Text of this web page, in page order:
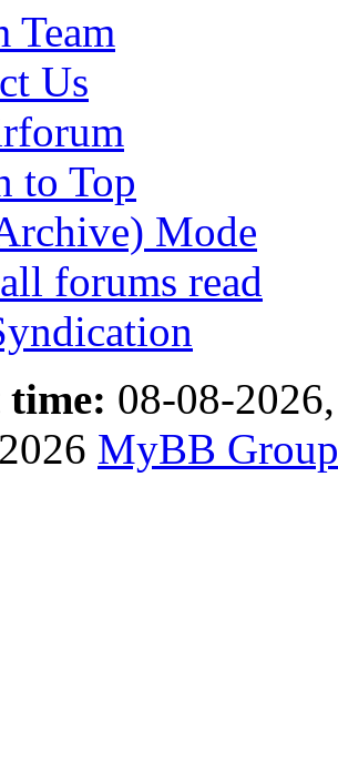
Team
Us
to Top
Mode
forums read
08-08-
MyBB Group